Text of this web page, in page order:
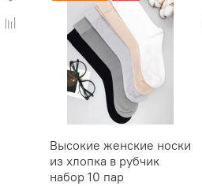
Высокие женские носки
из хлопка в рубчик
набор 10 пар